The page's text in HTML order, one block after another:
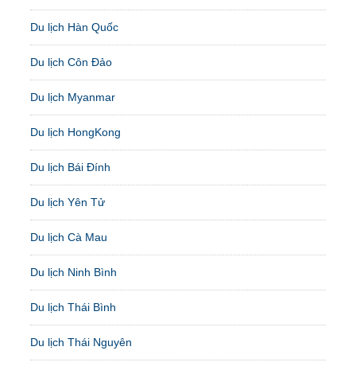
Du lịch Hàn Quốc
Du lịch Côn Đảo
Du lịch Myanmar
Du lịch HongKong
Du lịch Bái Đính
Du lịch Yên Tử
Du lịch Cà Mau
Du lịch Ninh Bình
Du lịch Thái Bình
Du lịch Thái Nguyên